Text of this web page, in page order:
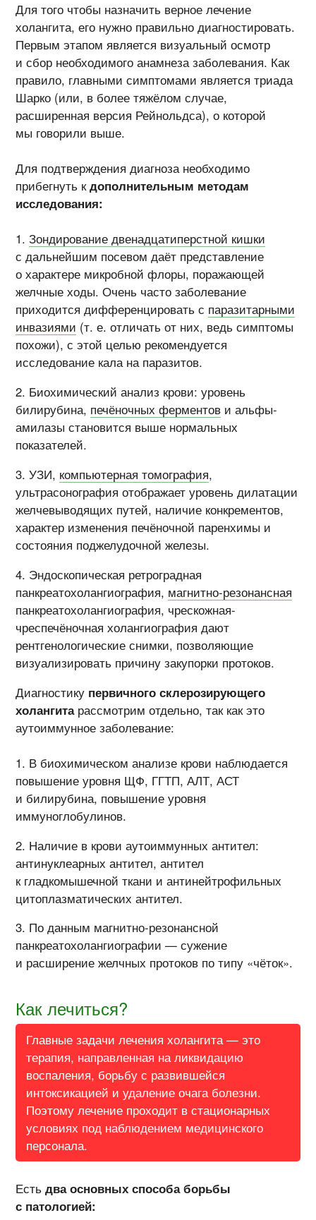
Для того чтобы назначить верное лечение
холангита, его нужно правильно диагностировать.
Первым этапом является визуальный осмотр
и сбор необходимого анамнеза заболевания. Как
правило, главными симптомами является триада
Шарко (или, в более тяжёлом случае,
расширенная версия Рейнольдса), о которой
мы говорили выше.
Для подтверждения диагноза необходимо
прибегнуть кдополнительным методам
исследования:
Зондирование двенадцатиперстной кишки
с дальнейшим посевом даёт представление
о характере микробной флоры, поражающей
желчные ходы. Очень часто заболевание
приходится дифференцировать с паразитарными
инвазиями (т. е. отличать от них, ведь симптомы
похожи), с этой целью рекомендуется
исследование кала на паразитов.
Биохимический анализ крови: уровень
билирубина, печёночных ферментов и альфы-
амилазы становится выше нормальных
показателей.
УЗИ, компьютерная томография,
ультрасонография отображает уровень дилатации
желчевыводящих путей, наличие конкрементов,
характер изменения печёночной паренхимы и
состояния поджелудочной железы.
Эндоскопическая ретроградная
панкреатохолангиография, магнитно-резонансная
панкреатохолангиография, чрескожная-
чреспечёночная холангиография дают
рентгенологические снимки, позволяющие
визуализировать причину закупорки протоков.
Диагностику первичного склерозирующего
холангитарассмотрим отдельно, так как это
аутоиммунное заболевание:
В биохимическом анализе крови наблюдается
повышение уровня ЩФ, ГГТП, АЛТ, АСТ
и билирубина, повышение уровня
иммуноглобулинов.
Наличие в крови аутоиммунных антител:
антинуклеарных антител, антител
к гладкомышечной ткани и антинейтрофильных
цитоплазматических антител.
По данным магнитно-резонансной
панкреатохолангиографии — сужение
и расширение желчных протоков по типу «чёток».
Как лечиться?
Главные задачи лечения холангита — это
терапия, направленная на ликвидацию
воспаления, борьбу с развившейся
интоксикацией и удаление очага болезни.
Поэтому лечение проходит в стационарных
условиях под наблюдением медицинского
персонала.
Естьдва основных способа борьбы
с патологией: